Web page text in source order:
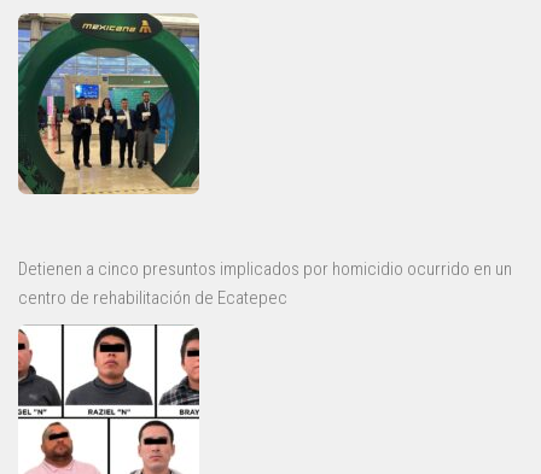
Detienen a cinco presuntos implicados por homicidio ocurrido en un
centro de rehabilitación de Ecatepec